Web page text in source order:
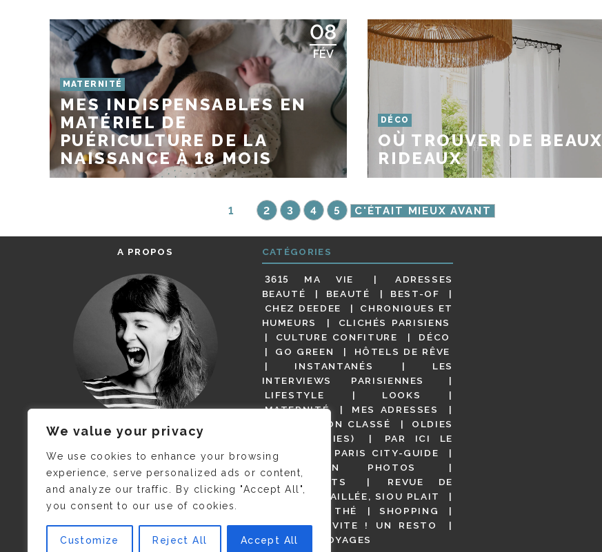
We value your privacy
We use cookies to enhance your browsing
experience, serve personalized ads or content,
and analyze our traffic. By clicking "Accept All",
you consent to our use of cookies.
Customize Reject All Accept All
08
FÉV
MATERNITÉ
MES INDISPENSABLES EN
MATÉRIEL DE
PUÉRICULTURE DE LA
NAISSANCE À 18 MOIS
DÉCO
OÙ TROUVER DE BEAUX
RIDEAUX
1 2 3 4 5 C'ÉTAIT MIEUX AVANT
A PROPOS
JE M’APPELLE DELPHINE MAIS
C’EST ©CAMILLE COLLIN QUI A
PRIS CETTE PHOTO !
CATÉGORIES
3615 MA VIE
ADRESSES
BEAUTÉ
BEAUTÉ
BEST-OF
CHEZ DEEDEE
CHRONIQUES ET
HUMEURS
CLICHÉS PARISIENS
CULTURE CONFITURE
DÉCO
GO GREEN
HÔTELS DE RÊVE
INSTANTANÉS
LES
INTERVIEWS PARISIENNES
LIFESTYLE
LOOKS
MATERNITÉ
MES ADRESSES
NON CLASSÉ
OLDIES
(BUT GOODIES)
PAR ICI LE
MAGOT !
PARIS CITY-GUIDE
PARIS EN PHOTOS
RESTAURANTS
REVUE DE
PRESSE DÉTAILLÉE, SIOU PLAIT
SALONS DE THÉ
SHOPPING
VIDÉOS
VITE ! UN RESTO
VOYAGES VOYAGES